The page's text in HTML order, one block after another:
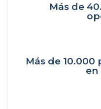
Más de
Más de
en